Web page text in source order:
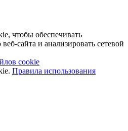
чтобы обеспечивать
сайта и анализировать сетевой
cookie
Правила использования